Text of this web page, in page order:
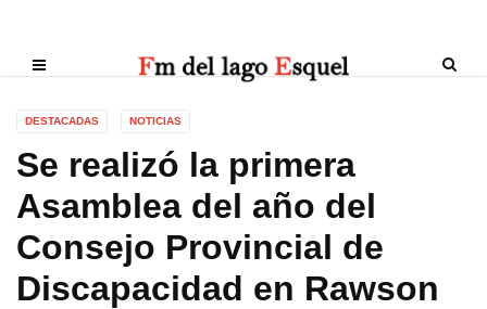
DESTACADAS NOTICIAS
Se realizó la primera
Asamblea del año del
Consejo Provincial de
Discapacidad en Rawson